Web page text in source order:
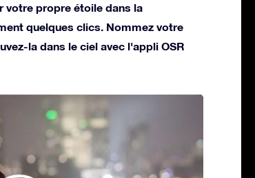
votre propre étoile dans la
quelques clics. Nommez votre
la dans le ciel avec l'appli OSR